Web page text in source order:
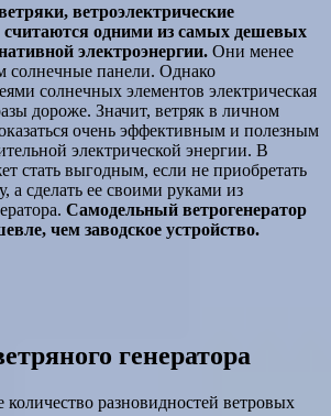
ветроэлектрические
считаются одними из самых дешевых
электроэнергии. Они менее
солнечные панели. Однако
солнечных элементов электрическая
дороже. Значит, ветряк в личном
очень эффективным и полезным
электрической энергии. В
стать выгодным, если не приобретать
а сделать ее своими руками из
Самодельный ветрогенератор
чем заводское устройство.
генератора
разновидностей ветровых